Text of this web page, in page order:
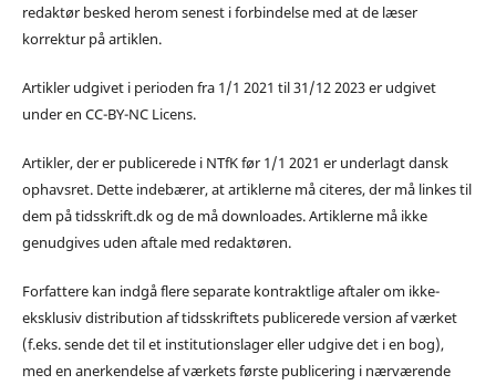
redaktør besked herom senest i forbindelse med at de læser
korrektur på artiklen.
Artikler udgivet i perioden fra 1/1 2021 til 31/12 2023 er udgivet
under en CC-BY-NC Licens.
Artikler, der er publicerede i NTfK før 1/1 2021 er underlagt dansk
ophavsret. Dette indebærer, at artiklerne må citeres, der må linkes til
dem på tidsskrift.dk og de må downloades. Artiklerne må ikke
genudgives uden aftale med redaktøren.
Forfattere kan indgå flere separate kontraktlige aftaler om ikke-
eksklusiv distribution af tidsskriftets publicerede version af værket
(f.eks. sende det til et institutionslager eller udgive det i en bog),
med en anerkendelse af værkets første publicering i nærværende